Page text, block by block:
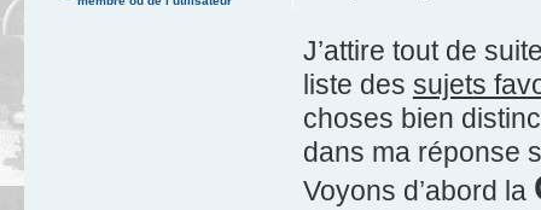
J’attire tout de
liste des sujets
choses bien
dans ma réponse
Voyons d’abord la